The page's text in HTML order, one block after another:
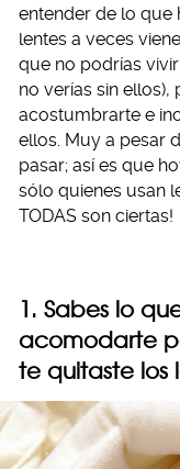
entender de lo que
lentes a veces
que no podrías
no verías sin
acostumbrarte e
ellos. Muy a pesar
pasar; así es que
sólo quienes usan
TODAS son ciertas!
1. Sabes lo
acomodarte
te quitaste